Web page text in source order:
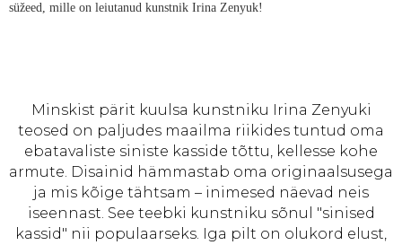
süžeed, mille on leiutanud kunstnik Irina Zenyuk!
Minskist pärit kuulsa kunstniku Irina Zenyuki
teosed on paljudes maailma riikides tuntud oma
ebatavaliste siniste kasside tõttu, kellesse kohe
armute. Disainid hämmastab oma originaalsusega
ja mis kõige tähtsam – inimesed näevad neis
iseennast. See teebki kunstniku sõnul "sinised
kassid" nii populaarseks. Iga pilt on olukord elust,